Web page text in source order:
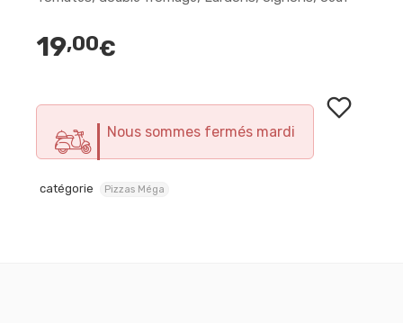
19,00€
Nous sommes fermés mardi
catégorie Pizzas Méga